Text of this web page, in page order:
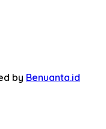
by Benuanta.id